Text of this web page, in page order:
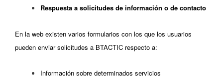
Respuesta a solicitudes de información o de contacto
En la web existen varios formularios con los que los usuarios
pueden enviar solicitudes a BTACTIC respecto a:
Información sobre determinados servicios